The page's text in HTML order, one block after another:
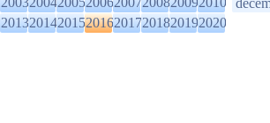
20132014201520162017201820192020